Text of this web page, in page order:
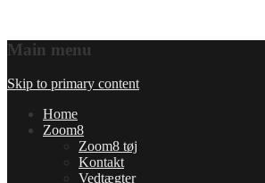
Main menu
Skip to primary content
Home
Zoom8
Zoom8 tøj
Kontakt
Vedtægter